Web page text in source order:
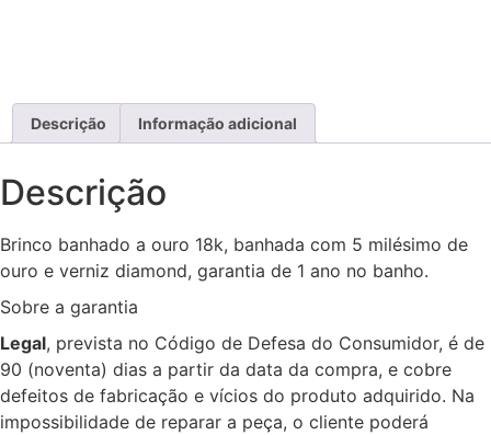
Descrição Informação adicional
Descrição
Brinco banhado a ouro 18k, banhada com 5 milésimo de
ouro e verniz diamond, garantia de 1 ano no banho.
Sobre a garantia
Legal, prevista no Código de Defesa do Consumidor, é de
90 (noventa) dias a partir da data da compra, e cobre
defeitos de fabricação e vícios do produto adquirido. Na
impossibilidade de reparar a peça, o cliente poderá